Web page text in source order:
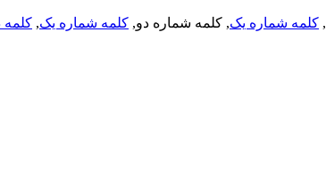
, کلمه شماره یک, کلمه شماره دو, کلمه شماره یک, کلمه